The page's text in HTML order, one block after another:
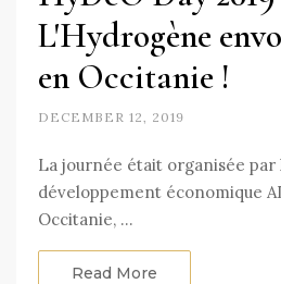
L'Hydrogène
en Occitanie !
DECEMBER 12, 2019
La journée était organisée par
développement économique
Occitanie, …
Read More